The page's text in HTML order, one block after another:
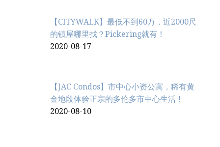
【CITYWALK】最低不到60万，近2000尺
的镇屋哪里找？Pickering就有！
2020-08-17
【JAC Condos】市中心小资公寓，稀有黄
金地段体验正宗的多伦多市中心生活 !
2020-08-10